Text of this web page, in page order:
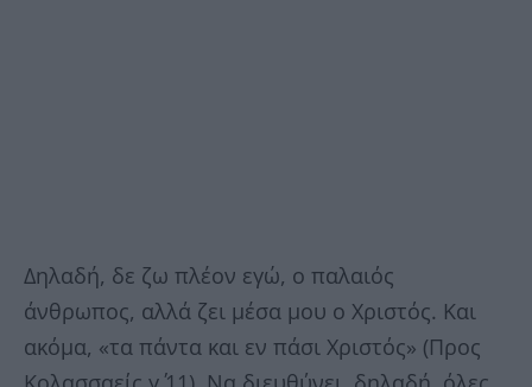
Δηλαδή, δε ζω πλέον εγώ, ο παλαιός
άνθρωπος, αλλά ζει μέσα μου ο Χριστός. Και
ακόμα, «τα πάντα και εν πάσι Χριστός» (Προς